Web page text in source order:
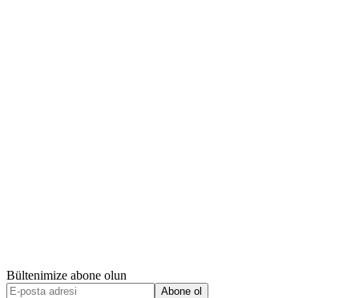
Bültenimize abone olun
Abone ol